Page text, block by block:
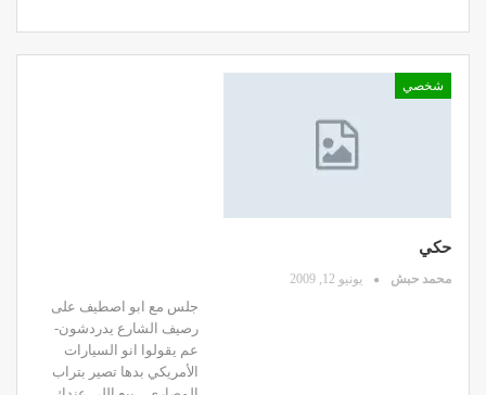
شخصي
حكي
محمد حبش يونيو 12, 2009
جلس مع ابو اصطيف على
رصيف الشارع يدردشون-
عم يقولوا انو السيارات
الأمريكي بدها تصير بتراب